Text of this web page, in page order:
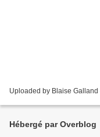
Uploaded by Blaise Galland
Hébergé par Overblog